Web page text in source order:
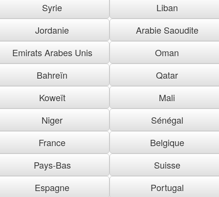
Syrie
Liban
Jordanie
Arabie Saoudite
Emirats Arabes Unis
Oman
Bahreïn
Qatar
Koweït
Mali
Niger
Sénégal
France
Belgique
Pays-Bas
Suisse
Espagne
Portugal